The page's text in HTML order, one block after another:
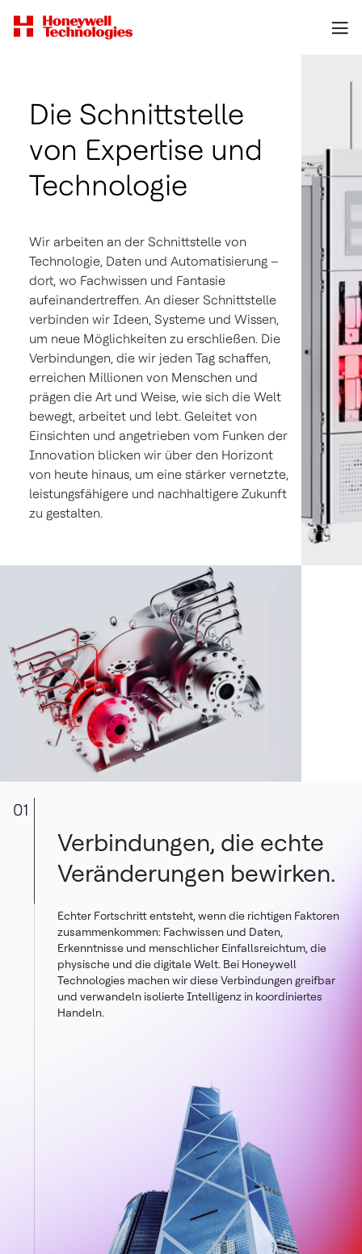
Die Schnittstelle
von Expertise und
Technologie
Wir arbeiten an der Schnittstelle von
Technologie, Daten und Automatisierung –
dort, wo Fachwissen und Fantasie
aufeinandertreffen. An dieser Schnittstelle
verbinden wir Ideen, Systeme und Wissen,
um neue Möglichkeiten zu erschließen. Die
Verbindungen, die wir jeden Tag schaffen,
erreichen Millionen von Menschen und
prägen die Art und Weise, wie sich die Welt
bewegt, arbeitet und lebt. Geleitet von
Einsichten und angetrieben vom Funken der
Innovation blicken wir über den Horizont
von heute hinaus, um eine stärker vernetzte,
leistungsfähigere und nachhaltigere Zukunft
zu gestalten.
01
Verbindungen, die echte
Veränderungen bewirken.
Echter Fortschritt entsteht, wenn die richtigen Faktoren
zusammenkommen: Fachwissen und Daten,
Erkenntnisse und menschlicher Einfallsreichtum, die
physische und die digitale Welt. Bei Honeywell
Technologies machen wir diese Verbindungen greifbar
und verwandeln isolierte Intelligenz in koordiniertes
Handeln.